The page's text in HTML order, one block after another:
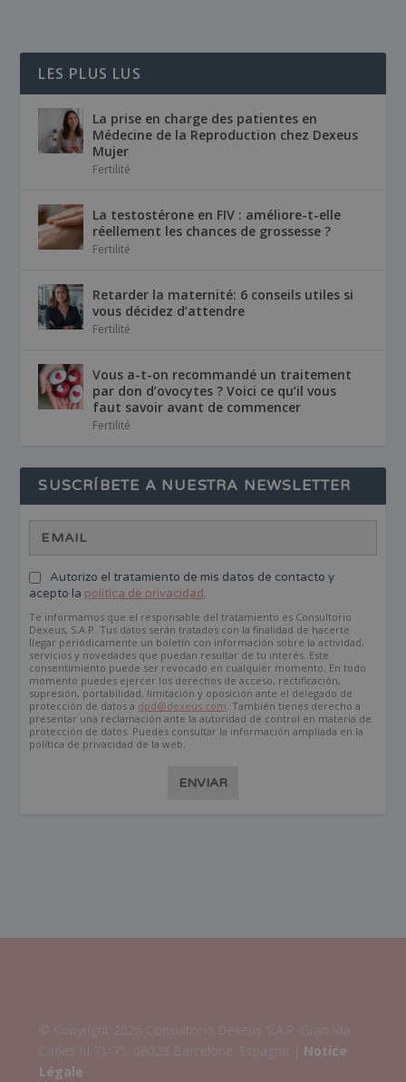
LES PLUS LUS
La prise en charge des patientes en
Médecine de la Reproduction chez Dexeus
Mujer
Fertilité
La testostérone en FIV : améliore-t-elle
réellement les chances de grossesse ?
Fertilité
Retarder la maternité: 6 conseils utiles si
vous décidez d’attendre
Fertilité
Vous a-t-on recommandé un traitement
par don d’ovocytes ? Voici ce qu’il vous
faut savoir avant de commencer
Fertilité
SUSCRÍBETE A NUESTRA NEWSLETTER
Autorizo el tratamiento de mis datos de contacto y
acepto la política de privacidad.
Te informamos que el responsable del tratamiento es Consultorio
Dexeus, S.A.P. Tus datos serán tratados con la finalidad de hacerte
llegar periódicamente un boletín con información sobre la actividad,
servicios y novedades que puedan resultar de tu interés. Este
consentimiento puede ser revocado en cualquier momento. En todo
momento puedes ejercer los derechos de acceso, rectificación,
supresión, portabilidad, limitación y oposición ante el delegado de
protección de datos a dpd@dexeus.com . También tienes derecho a
presentar una reclamación ante la autoridad de control en materia de
protección de datos. Puedes consultar la información ampliada en la
política de privacidad de la web.
ENVIAR
Notice
Légale